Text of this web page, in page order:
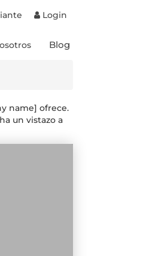
Login
Blog
name] ofrece.
un vistazo a